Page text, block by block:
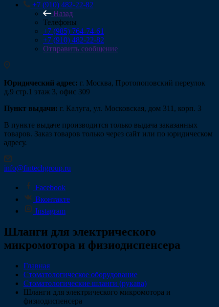
+7 (910) 482-22-82
Назад
Телефоны
+7 (985) 764-74-61
+7 (910) 482-22-82
Отправить сообщение
Юридический адрес: г. Москва, Протопоповский переулок
д.9 стр.1 этаж 3, офис 309
Пункт выдачи: г. Калуга, ул. Московская, дом 311, корп. 3
В пункте выдаче производится только выдача заказанных
товаров. Заказ товаров только через сайт или по юридическом
адресу.
info@fintechgroup.ru
Facebook
Вконтакте
Instagram
Шланги для электрического
микромотора и физиодиспенсера
Главная
Стоматологическое оборудование
Стоматологические шланги (рукава)
Шланги для электрического микромотора и
физиодиспенсера